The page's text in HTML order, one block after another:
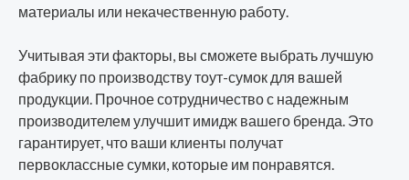
материалы или некачественную работу.
Учитывая эти факторы, вы сможете выбрать лучшую
фабрику по производству тоут-сумок для вашей
продукции. Прочное сотрудничество с надежным
производителем улучшит имидж вашего бренда. Это
гарантирует, что ваши клиенты получат
первоклассные сумки, которые им понравятся.